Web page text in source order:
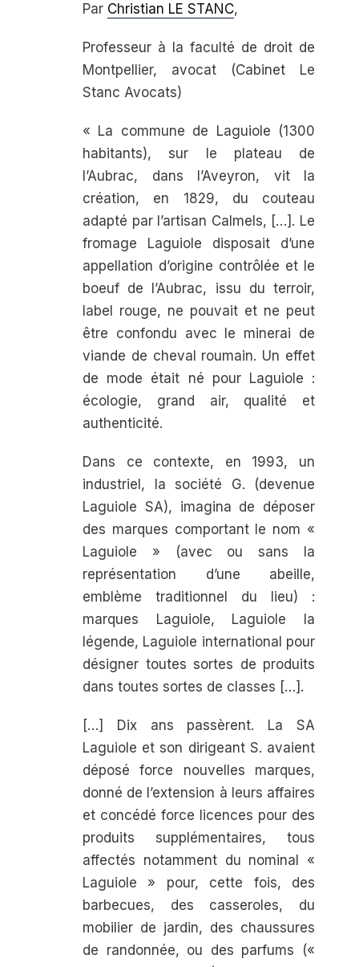
Par Christian LE STANC,
Professeur à la faculté de droit de
Montpellier, avocat (Cabinet Le
Stanc Avocats)
« La commune de Laguiole (1300
habi­tants), sur le plateau de
l’Aubrac, dans l’Aveyron, vit la
création, en 1829, du couteau
adapté par l’artisan Calmels, […]. Le
fromage Laguiole disposait d’une
appellation d’origine contrôlée et le
boeuf de l’Aubrac, issu du terroir,
label rouge, ne pouvait et ne peut
être confondu avec le minerai de
viande de cheval roumain. Un effet
de mode était né pour Laguiole :
écologie, grand air, qualité et
authenticité.
Dans ce contexte, en 1993, un
industriel, la société G. (devenue
Laguiole SA), imagina de déposer
des marques comportant le nom «
Laguiole » (avec ou sans la
représentation d’une abeille,
emblème traditionnel du lieu) :
marques
Laguiole, Laguiole la
légende, Laguiole international pour
désigner toutes sortes de produits
dans toutes sortes de classes […].
[…] Dix ans passèrent. La SA
Laguiole et son dirigeant S. avaient
déposé force nouvelles marques,
donné de l’extension à leurs affaires
et concédé force licences pour des
produits supplémentaires, tous
affectés notamment du nominal «
Laguiole » pour, cette fois, des
barbecues, des casseroles, du
mobilier de jardin, des chaussures
de randonnée, ou des parfums («